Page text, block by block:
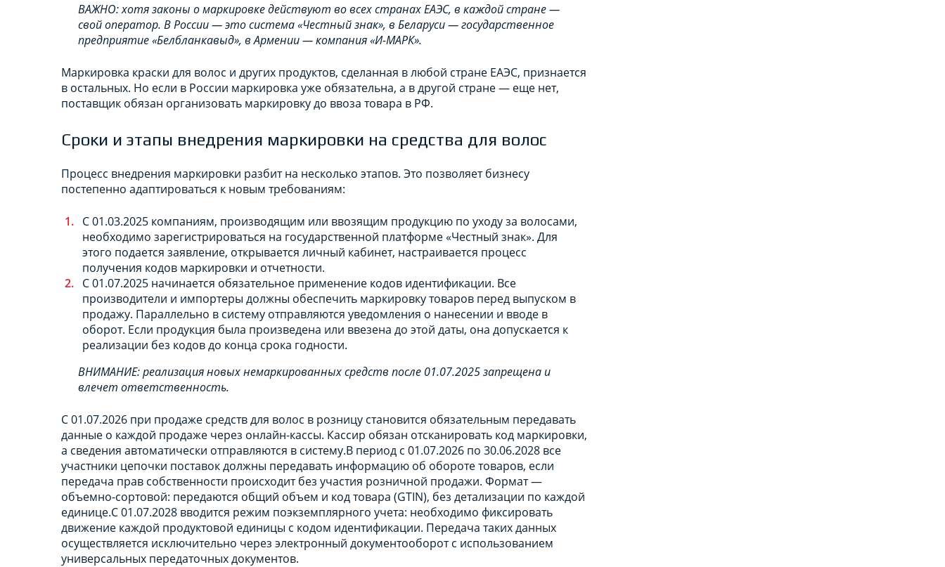
ВАЖНО: хотя законы о маркировке действуют во всех странах ЕАЭС, в каждой стране —
свой оператор. В России — это система «Честный знак», в Беларуси — государственное
предприятие «Белбланкавыд», в Армении — компания «И-МАРК».
Маркировка краски для волос и других продуктов, сделанная в любой стране ЕАЭС, признается
в остальных. Но если в России маркировка уже обязательна, а в другой стране — еще нет,
поставщик обязан организовать маркировку до ввоза товара в РФ.
Сроки и этапы внедрения маркировки на средства для волос
Процесс внедрения маркировки разбит на несколько этапов. Это позволяет бизнесу
постепенно адаптироваться к новым требованиям:
С 01.03.2025 компаниям, производящим или ввозящим продукцию по уходу за волосами,
необходимо зарегистрироваться на государственной платформе «Честный знак». Для
этого подается заявление, открывается личный кабинет, настраивается процесс
получения кодов маркировки и отчетности.
С 01.07.2025 начинается обязательное применение кодов идентификации. Все
производители и импортеры должны обеспечить маркировку товаров перед выпуском в
продажу. Параллельно в систему отправляются уведомления о нанесении и вводе в
оборот. Если продукция была произведена или ввезена до этой даты, она допускается к
реализации без кодов до конца срока годности.
ВНИМАНИЕ: реализация новых немаркированных средств после 01.07.2025 запрещена и
влечет ответственность.
С 01.07.2026 при продаже средств для волос в розницу становится обязательным передавать
данные о каждой продаже через онлайн-кассы. Кассир обязан отсканировать код маркировки,
а сведения автоматически отправляются в систему.В период с 01.07.2026 по 30.06.2028 все
участники цепочки поставок должны передавать информацию об обороте товаров, если
передача прав собственности происходит без участия розничной продажи. Формат —
объемно-сортовой: передаются общий объем и код товара (GTIN), без детализации по каждой
единице.С 01.07.2028 вводится режим поэкземплярного учета: необходимо фиксировать
движение каждой продуктовой единицы с кодом идентификации. Передача таких данных
осуществляется исключительно через электронный документооборот с использованием
универсальных передаточных документов.